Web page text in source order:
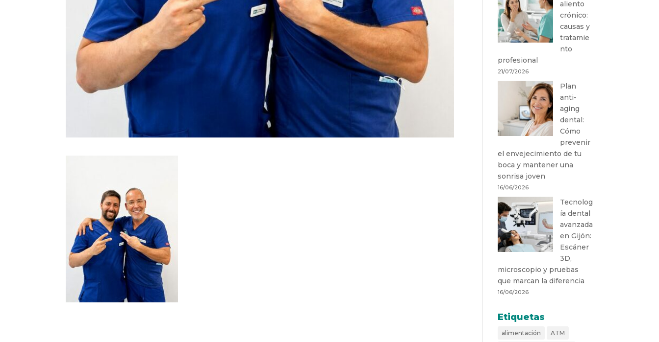
aliento
crónico:
causas y
tratamie
nto
profesional
21/07/2026
Plan
anti-
aging
dental:
Cómo
prevenir
el envejecimiento de tu
boca y mantener una
sonrisa joven
16/06/2026
Tecnolog
ía dental
avanzada
en Gijón:
Escáner
3D,
microscopio y pruebas
que marcan la diferencia
16/06/2026
Etiquetas
alimentación ATM